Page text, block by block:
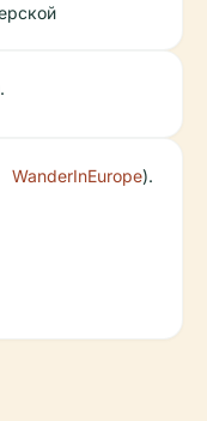
.
WanderInEurope).